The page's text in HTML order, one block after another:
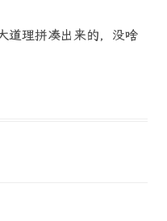
道理拼凑出来的，没啥